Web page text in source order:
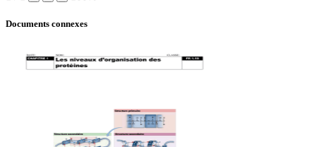
Documents connexes